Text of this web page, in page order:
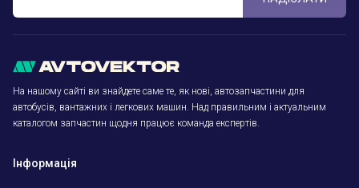
На нашому сайті ви знайдете саме те, як нові, автозапчастини для
автобусів, вантажних і легкових машин. Над правильним і актуальним
каталогом запчастин щодня працює команда експертів.
Інформація